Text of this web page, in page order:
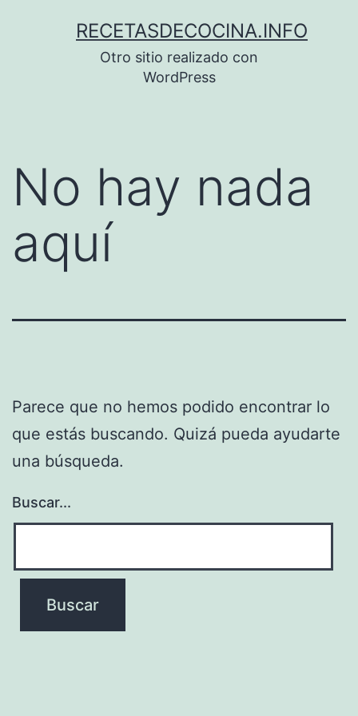
RECETASDECOCINA.INFO
Otro sitio realizado con
WordPress
No hay nada
aquí
Parece que no hemos podido encontrar lo
que estás buscando. Quizá pueda ayudarte
una búsqueda.
Buscar...